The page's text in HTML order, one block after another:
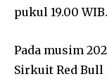
pukul 19.00 WIB.
Pada musim
Sirkuit Red Bull